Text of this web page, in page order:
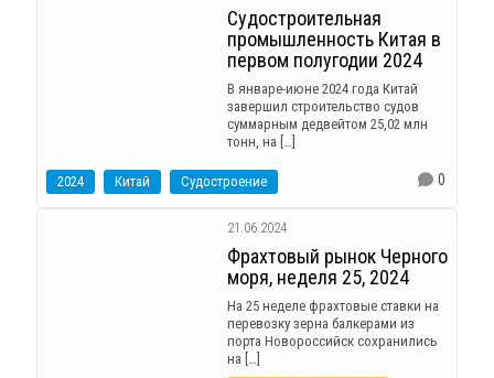
Судостроительная
промышленность Китая в
первом полугодии 2024
В январе-июне 2024 года Китай
завершил строительство судов
суммарным дедвейтом 25,02 млн
тонн, на […]
2024 Китай Судостроение 0
21.06.2024
Фрахтовый рынок Черного
моря, неделя 25, 2024
На 25 неделе фрахтовые ставки на
перевозку зерна балкерами из
порта Новороссийск сохранились
на […]